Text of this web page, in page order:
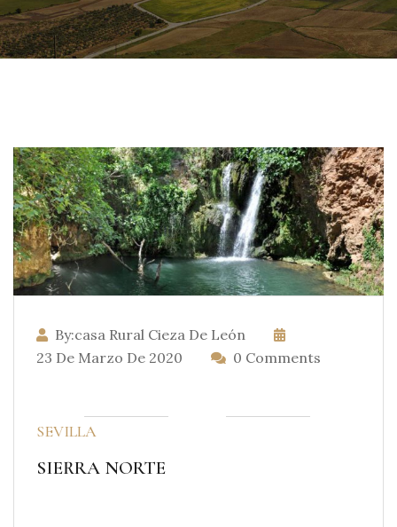
By:casa Rural Cieza De León
23 De Marzo De 2020
0 Comments
SEVILLA
SIERRA NORTE